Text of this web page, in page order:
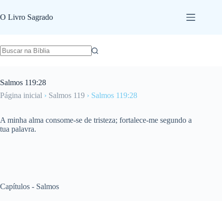
para
o
O Livro Sagrado
Salmos 119:28
Página inicial › Salmos 119 › Salmos 119:28
A minha alma consome-se de tristeza; fortalece-me segundo a
tua palavra.
Capítulos - Salmos